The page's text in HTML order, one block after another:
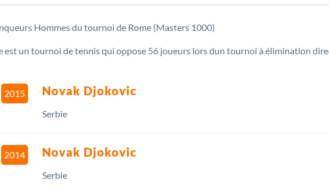
est un tournoi de tennis qui oppose 56 joueurs lors dun tournoi à élimination
2015 Novak Djokovic
Serbie
2014 Novak Djokovic
Serbie